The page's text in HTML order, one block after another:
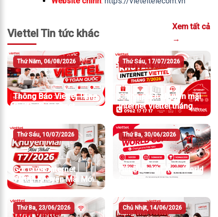
Viettel Tin tức khác
Xem tất cả
→
Thứ Năm, 06/08/2026
Thông Báo Viettel Tăng
Giá Cước Internet
Thứ Sáu, 17/07/2026
Chính sách khuyến mãi
Internet Viettel tháng
7/2026
Thứ Sáu, 10/07/2026
Gói Cước Internet
Viettel Khuyến Mãi Mới
Nhất T7/2026
Thứ Ba, 30/06/2026
Hết Data Khi Xem World
Thứ Ba, 23/06/2026 Chủ Nhật, 14/06/2026